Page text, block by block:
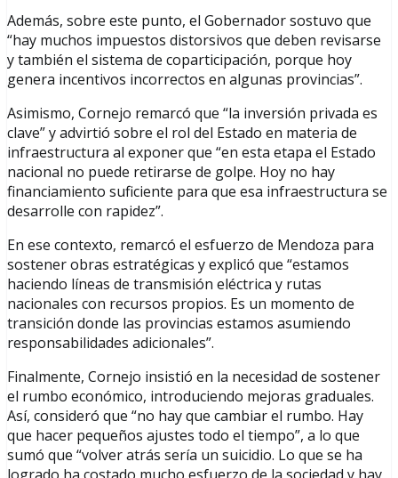
Además, sobre este punto, el Gobernador sostuvo que
“hay muchos impuestos distorsivos que deben revisarse
y también el sistema de coparticipación, porque hoy
genera incentivos incorrectos en algunas provincias”.
Asimismo, Cornejo remarcó que “la inversión privada es
clave” y advirtió sobre el rol del Estado en materia de
infraestructura al exponer que “en esta etapa el Estado
nacional no puede retirarse de golpe. Hoy no hay
financiamiento suficiente para que esa infraestructura se
desarrolle con rapidez”.
En ese contexto, remarcó el esfuerzo de Mendoza para
sostener obras estratégicas y explicó que “estamos
haciendo líneas de transmisión eléctrica y rutas
nacionales con recursos propios. Es un momento de
transición donde las provincias estamos asumiendo
responsabilidades adicionales”.
Finalmente, Cornejo insistió en la necesidad de sostener
el rumbo económico, introduciendo mejoras graduales.
Así, consideró que “no hay que cambiar el rumbo. Hay
que hacer pequeños ajustes todo el tiempo”, a lo que
sumó que “volver atrás sería un suicidio. Lo que se ha
logrado ha costado mucho esfuerzo de la sociedad y hay